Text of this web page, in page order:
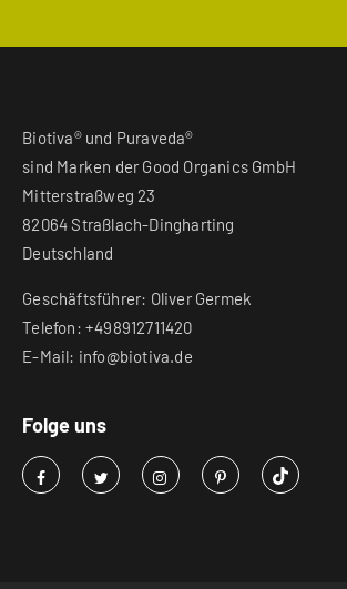
Biotiva® und Puraveda®
sind Marken der Good Organics GmbH
Mitterstraßweg 23
82064 Straßlach-Dingharting
Deutschland
Geschäftsführer: Oliver Germek
Telefon: +498912711420
E-Mail: info@biotiva.de
Folge uns